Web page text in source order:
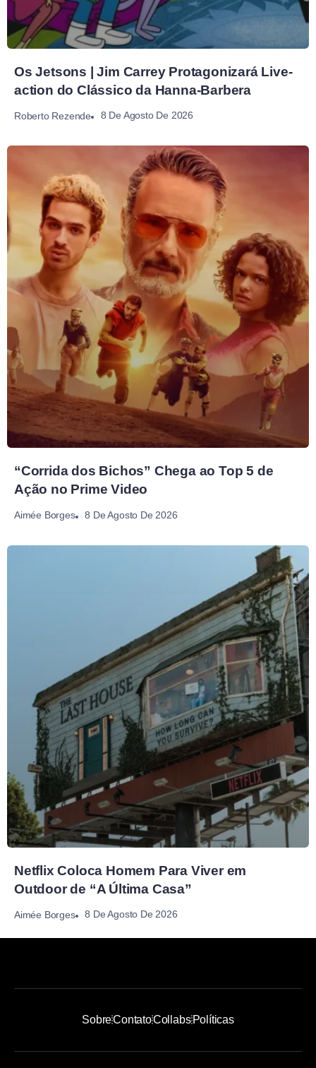
Os Jetsons | Jim Carrey Protagonizará Live-
action do Clássico da Hanna-Barbera
Roberto Rezende 8 De Agosto De 2026
“Corrida dos Bichos” Chega ao Top 5 de
Ação no Prime Video
Aimée Borges 8 De Agosto De 2026
Netflix Coloca Homem Para Viver em
Outdoor de “A Última Casa”
Aimée Borges 8 De Agosto De 2026
SobreContatoCollabsPolíticas